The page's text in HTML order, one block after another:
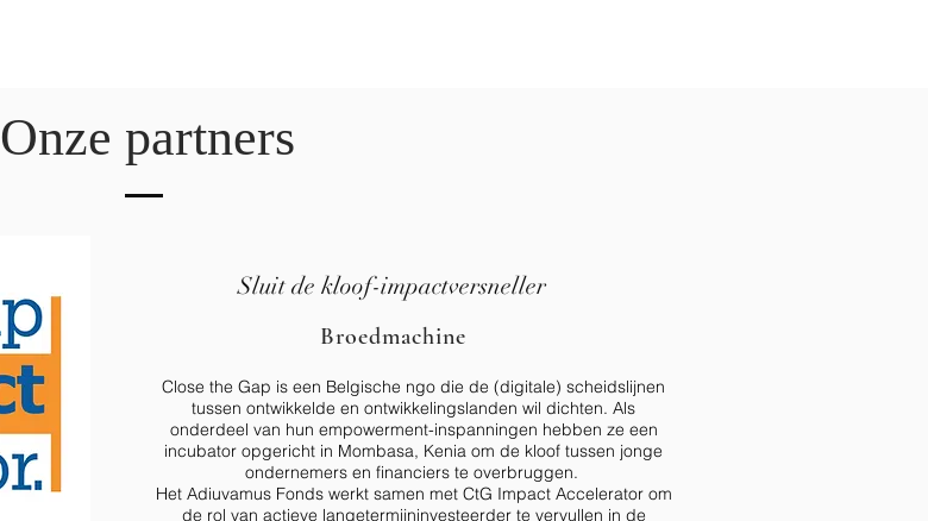
Onze partners
Sluit de kloof-impactversneller
Broedmachine
Close the Gap is een Belgische ngo die de (digitale) scheidslijnen
tussen ontwikkelde en ontwikkelingslanden wil dichten. Als
onderdeel van hun empowerment-inspanningen hebben ze een
incubator opgericht in Mombasa, Kenia om de kloof tussen jonge
ondernemers en financiers te overbruggen.
Het Adiuvamus Fonds werkt samen met CtG Impact Accelerator om
de rol van actieve langetermijninvesteerder te vervullen in de